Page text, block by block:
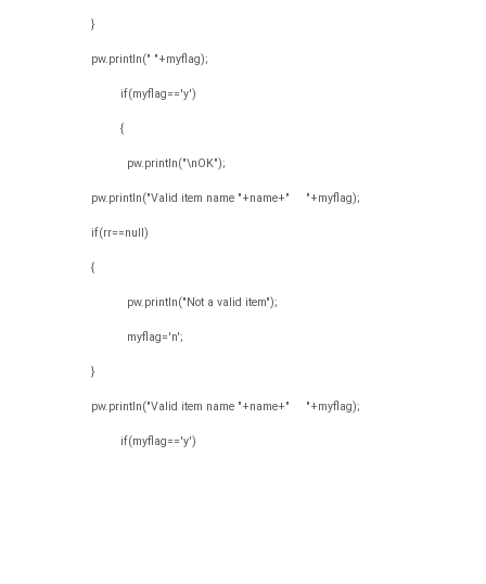
}
pw.println(" "+myflag);
if(myflag=='y')
{
pw.println("\nOK");
pw.println("Valid item name "+name+" "+myflag);
if(rr==null)
{
pw.println("Not a valid item");
myflag='n';
}
pw.println("Valid item name "+name+" "+myflag);
if(myflag=='y')